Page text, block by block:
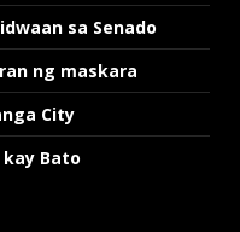
sa Senado
ng maskara
City
kay Bato